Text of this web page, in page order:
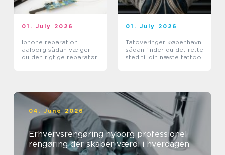
01. July 2026
Iphone reparation
aalborg sådan vælger
du den rigtige reparatør
01. July 2026
Tatoveringer københavn
sådan finder du det rette
sted til din næste tattoo
04. June 2026
Erhvervsrengøring nyborg professionel
rengøring der skaber værdi i hverdagen